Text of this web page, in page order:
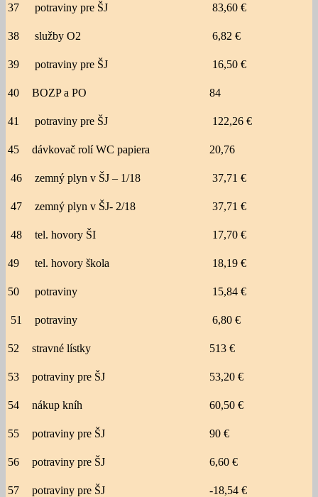
37 potraviny pre ŠJ 83,60 €
38 služby O2 6,82 €
39 potraviny pre ŠJ 16,50 €
40 BOZP a PO 84
41 potraviny pre ŠJ 122,26 €
45 dávkovač rolí WC papiera 20,76
46 zemný plyn v ŠJ – 1/18 37,71 €
47 zemný plyn v ŠJ- 2/18 37,71 €
48 tel. hovory ŠI 17,70 €
49 tel. hovory škola 18,19 €
50 potraviny 15,84 €
51 potraviny 6,80 €
52 stravné lístky 513 €
53 potraviny pre ŠJ 53,20 €
54 nákup kníh 60,50 €
55 potraviny pre ŠJ 90 €
56 potraviny pre ŠJ 6,60 €
57 potraviny pre ŠJ -18,54 €